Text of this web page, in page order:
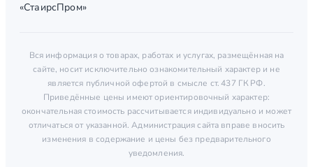
«СтаирсПром»
Вся информация о товарах, работах и услугах, размещённая на
сайте, носит исключительно ознакомительный характер и не
является публичной офертой в смысле ст. 437 ГК РФ.
Приведённые цены имеют ориентировочный характер:
окончательная стоимость рассчитывается индивидуально и может
отличаться от указанной. Администрация сайта вправе вносить
изменения в содержание и цены без предварительного
уведомления.